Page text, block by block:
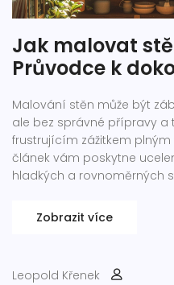
Jak malovat
Průvodce k
Malování stěn může být
ale bez správné přípravy a
frustrujícím zážitkem
článek vám poskytne
hladkých a rovnoměrných
rady a triky, jak malovat
Zobrazit více
Leopold Křenek